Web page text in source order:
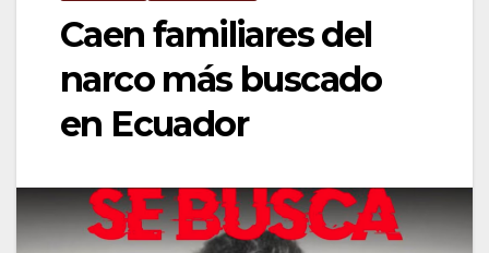
Caen familiares del
narco más buscado
en Ecuador